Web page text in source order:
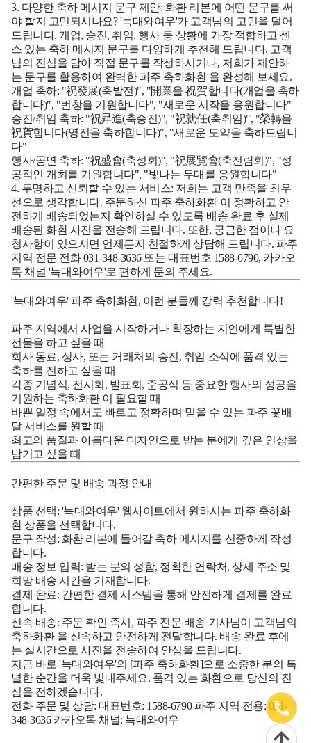
3. 다양한 축하 메시지 문구 제안: 화환 리본에 어떤 문구를 써
야 할지 고민되시나요? '늑대와여우'가 고객님의 고민을 덜어
드립니다. 개업, 승진, 취임, 행사 등 상황에 가장 적합하고 센
스 있는 축하 메시지 문구를 다양하게 추천해 드립니다. 고객
님의 진심을 담아 직접 문구를 작성하시거나, 저희가 제안하
는 문구를 활용하여 완벽한 파주 축하화환 을 완성해 보세요.
개업 축하: "祝發展(축발전)", "開業을 祝賀합니다(개업을 축하
합니다)", "번창을 기원합니다", "새로운 시작을 응원합니다"
승진/취임 축하: "祝昇進(축승진)", "祝就任(축취임)", "榮轉을
祝賀합니다(영전을 축하합니다)", "새로운 도약을 축하드립니
다"
행사/공연 축하: "祝盛會(축성회)", "祝展覽會(축전람회)", "성
공적인 개최를 기원합니다", "빛나는 무대를 응원합니다"
4. 투명하고 신뢰할 수 있는 서비스: 저희는 고객 만족을 최우
선으로 생각합니다. 주문하신 파주 축하화환 이 정확하고 안
전하게 배송되었는지 확인하실 수 있도록 배송 완료 후 실제
배송된 화환 사진을 전송해 드립니다. 또한, 궁금한 점이나 요
청사항이 있으시면 언제든지 친절하게 상담해 드립니다. 파주
지역 전문 전화 031-348-3636 또는 대표번호 1588-6790, 카카오
톡 채널 '늑대와여우'로 편하게 문의 주세요.
'늑대와여우' 파주 축하화환, 이런 분들께 강력 추천합니다!
파주 지역에서 사업을 시작하거나 확장하는 지인에게 특별한
선물을 하고 싶을 때
회사 동료, 상사, 또는 거래처의 승진, 취임 소식에 품격 있는
축하를 전하고 싶을 때
각종 기념식, 전시회, 발표회, 준공식 등 중요한 행사의 성공을
기원하는 축하화환 이 필요할 때
바쁜 일정 속에서도 빠르고 정확하며 믿을 수 있는 파주 꽃배
달서비스를 원할 때
최고의 품질과 아름다운 디자인으로 받는 분에게 깊은 인상을
남기고 싶을 때
간편한 주문 및 배송 과정 안내
상품 선택: '늑대와여우' 웹사이트에서 원하시는 파주 축하화
환상품을 선택합니다.
문구 작성: 화환 리본에 들어갈 축하 메시지를 신중하게 작성
합니다.
배송 정보 입력: 받는 분의 성함, 정확한 연락처, 상세 주소 및
희망 배송 시간을 기재합니다.
결제 완료: 간편한 결제 시스템을 통해 안전하게 결제를 완료
합니다.
신속 배송: 주문 확인 즉시, 파주 전문 배송 기사님이 고객님의
축하화환 을 신속하고 안전하게 전달합니다. 배송 완료 후에
는 실시간으로 사진을 전송하여 안심을 드립니다.
지금 바로 '늑대와여우'의 [파주 축하화환]으로 소중한 분의 특
별한 순간을 더욱 빛내주세요. 품격 있는 화환으로 당신의 진
심을 전하겠습니다.
전화 주문 및 상담:대표번호: 1588-6790 파주 지역 전용: 031-
348-3636 카카오톡 채널: 늑대와여우